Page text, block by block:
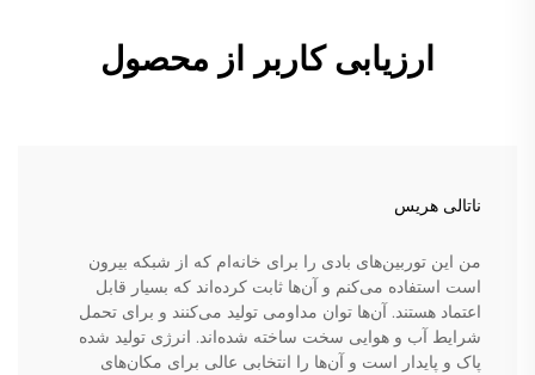
ارزیابی کاربر از محصول
ناتالی هریس
من این توربین‌های بادی را برای خانه‌ام که از شبکه بیرون
است استفاده می‌کنم و آن‌ها ثابت کرده‌اند که بسیار قابل
اعتماد هستند. آن‌ها توان مداومی تولید می‌کنند و برای تحمل
شرایط آب و هوایی سخت ساخته شده‌اند. انرژی تولید شده
پاک و پایدار است و آن‌ها را انتخابی عالی برای مکان‌های